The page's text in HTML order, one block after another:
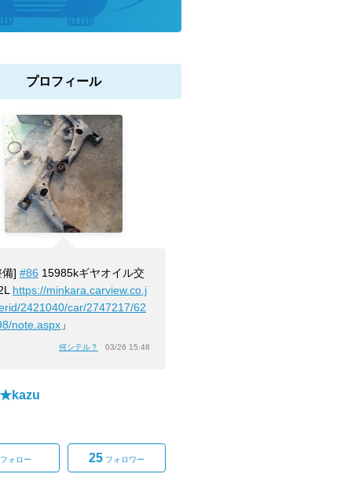
プロフィール
備] #86 15985kギヤオイル交
https://minkara.carview.co.j
2421040/car/2747217/62
note.aspx 」
何シテル？ 03/26 15:48
フォロー 25 フォロワー